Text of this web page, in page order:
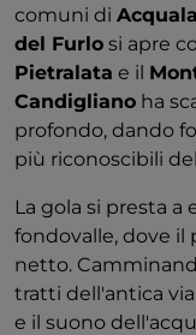
comuni di
del Furlo si apre
Pietralata e il
Candigliano ha
profondo, dando
più riconoscibili
La gola si presta a
fondovalle, dove il
netto.
tratti dell'antica
e il suono